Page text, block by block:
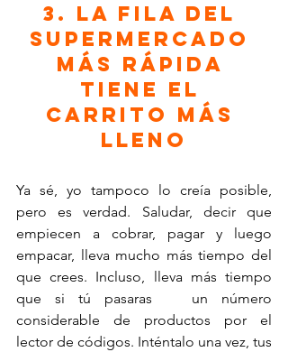
3. La fila del
supermercado
más rápida
tiene el
carrito más
lleno
Ya sé, yo tampoco lo creía posible,
pero es verdad. Saludar, decir que
empiecen a cobrar, pagar y luego
empacar, lleva mucho más tiempo del
que crees. Incluso, lleva más tiempo
que si tú pasaras   un número
considerable de productos por el
lector de códigos. Inténtalo una vez, tus